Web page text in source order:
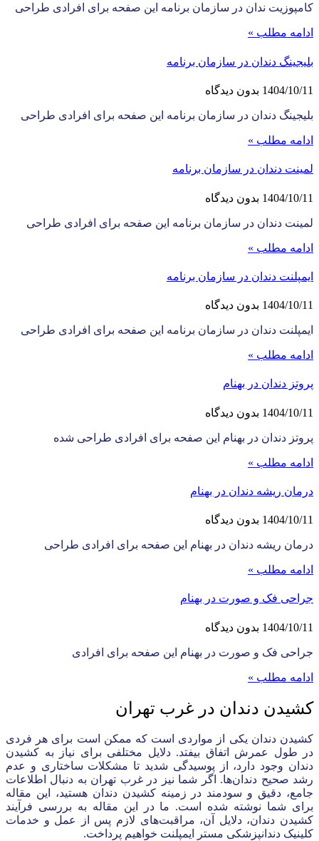
کامپوزیت ندان در سازمان برنامه این صفحه برای افرادی طراحی
ادامه مطلب »
بلیجینگ دندان در سازمان برنامه
1404/10/11 بدون دیدگاه
بلیجینگ دندان در سازمان برنامه این صفحه برای افرادی طراحی
ادامه مطلب »
لمینت دندان در سازمان برنامه
1404/10/11 بدون دیدگاه
لمینت دندان در سازمان برنامه این صفحه برای افرادی طراحی
ادامه مطلب »
ایمپلنت دندان در سازمان برنامه
1404/10/11 بدون دیدگاه
ایمپلنت دندان در سازمان برنامه این صفحه برای افرادی طراحی
ادامه مطلب »
پروتز دندان در بهنام
1404/10/11 بدون دیدگاه
پروتز دندان در بهنام این صفحه برای افرادی طراحی شده
ادامه مطلب »
درمان ریشه دندان در بهنام
1404/10/11 بدون دیدگاه
درمان ریشه دندان در بهنام این صفحه برای افرادی طراحی
ادامه مطلب »
جراحی فک و صورت در بهنام
1404/10/11 بدون دیدگاه
جراحی فک و صورت در بهنام این صفحه برای افرادی
ادامه مطلب »
کشیدن دندان در غرب تهران
کشیدن دندان یکی از مواردی است که ممکن است برای هر فردی
در طول عمرش اتفاق بیفتد. دلایل مختلفی برای نیاز به کشیدن
دندان وجود دارد، از پوسیدگی شدید تا مشکلات ساختاری و عدم
رشد صحیح دندان‌ها. اگر شما نیز در غرب تهران به دنبال اطلاعات
جامع، دقیق و سودمند در زمینه کشیدن دندان هستید، این مقاله
برای شما نوشته شده است. ما در این مقاله به بررسی فرآیند
کشیدن دندان، دلایل آن، مراقبت‌های لازم پس از عمل و خدمات
کلینیک دندانپزشکی مستر ایمپلنت خواهیم پرداخت.